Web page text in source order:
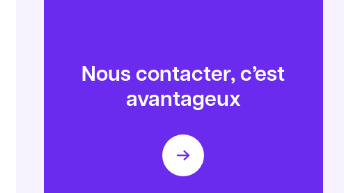
Nous contacter, c’est
avantageux